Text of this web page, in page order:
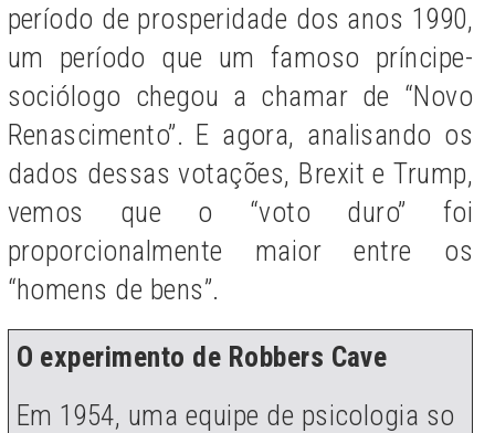
período de prosperidade dos anos 1990,
um período que um famoso príncipe-
sociólogo chegou a chamar de “Novo
Renascimento”. E agora, analisando os
dados dessas votações, Brexit e Trump,
vemos que o “voto duro” foi
proporcionalmente maior entre os
“homens de bens”.
O experimento de Robbers Cave
Em 1954, uma equipe de psicologia so